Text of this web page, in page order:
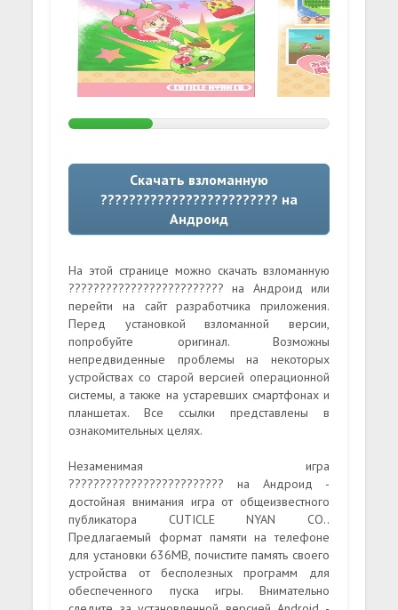
Скачать взломанную
????????????????????????? на
Андроид
На этой странице можно скачать взломанную
????????????????????????? на Андроид или
перейти на сайт разработчика приложения.
Перед установкой взломанной версии,
попробуйте оригинал. Возможны
непредвиденные проблемы на некоторых
устройствах со старой версией операционной
системы, а также на устаревших смартфонах и
планшетах. Все ссылки представлены в
ознакомительных целях.
Незаменимая игра
????????????????????????? на Андроид -
достойная внимания игра от общеизвестного
публикатора CUTICLE NYAN CO..
Предлагаемый формат памяти на телефоне
для установки 636MB, почистите память своего
устройства от бесполезных программ для
обеспеченного пуска игры. Внимательно